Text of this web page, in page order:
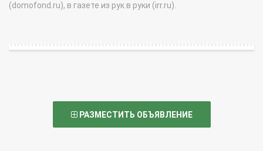
(domofond.ru), в газете из рук в руки (irr.ru).
РАЗМЕСТИТЬ ОБЪЯВЛЕНИЕ